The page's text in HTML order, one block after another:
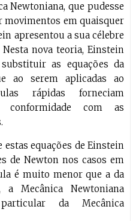
Newtoniana, que pudesse
movimentos em quaisquer
apresentou a sua célebre
Nesta nova teoria, Einstein
as equações da
ao serem aplicadas ao
rápidas forneciam
conformidade com as
equações de Einstein
de Newton nos casos em
é muito menor que a da
Mecânica Newtoniana
da Mecânica